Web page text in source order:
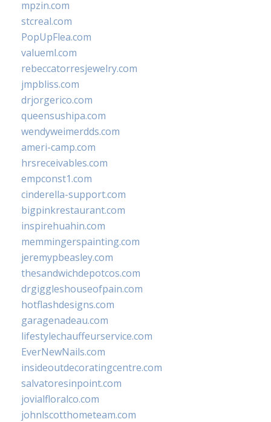
mpzin.com
stcreal.com
PopUpFlea.com
valueml.com
rebeccatorresjewelry.com
jmpbliss.com
drjorgerico.com
queensushipa.com
wendyweimerdds.com
ameri-camp.com
hrsreceivables.com
empconst1.com
cinderella-support.com
bigpinkrestaurant.com
inspirehuahin.com
memmingerspainting.com
jeremypbeasley.com
thesandwichdepotcos.com
drgiggleshouseofpain.com
hotflashdesigns.com
garagenadeau.com
lifestylechauffeurservice.com
EverNewNails.com
insideoutdecoratingcentre.com
salvatoresinpoint.com
jovialfloralco.com
johnlscotthometeam.com